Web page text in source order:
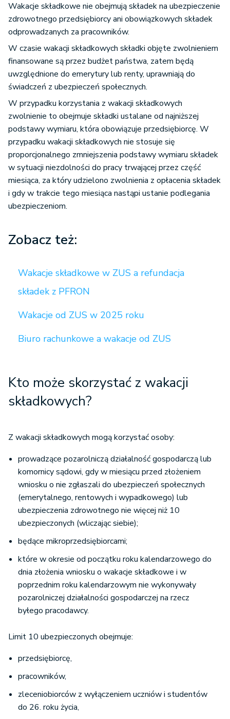
Wakacje składkowe nie obejmują składek na ubezpieczenie
zdrowotnego przedsiębiorcy ani obowiązkowych składek
odprowadzanych za pracowników.
W czasie wakacji składkowych składki objęte zwolnieniem
finansowane są przez budżet państwa, zatem będą
uwzględnione do emerytury lub renty, uprawniają do
świadczeń z ubezpieczeń społecznych.
W przypadku korzystania z wakacji składkowych
zwolnienie to obejmuje składki ustalane od najniższej
podstawy wymiaru, która obowiązuje przedsiębiorcę. W
przypadku wakacji składkowych nie stosuje się
proporcjonalnego zmniejszenia podstawy wymiaru składek
w sytuacji niezdolności do pracy trwającej przez część
miesiąca, za który udzielono zwolnienia z opłacenia składek
i gdy w trakcie tego miesiąca nastąpi ustanie podlegania
ubezpieczeniom.
Zobacz też:
Wakacje składkowe w ZUS a refundacja
składek z PFRON
Wakacje od ZUS w 2025 roku
Biuro rachunkowe a wakacje od ZUS
Kto może skorzystać z wakacji
składkowych?
Z wakacji składkowych mogą korzystać osoby:
prowadzące pozarolniczą działalność gospodarczą lub
komornicy sądowi, gdy w miesiącu przed złożeniem
wniosku o nie zgłaszali do ubezpieczeń społecznych
(emerytalnego, rentowych i wypadkowego) lub
ubezpieczenia zdrowotnego nie więcej niż 10
ubezpieczonych (wliczając siebie);
będące mikroprzedsiębiorcami;
które w okresie od początku roku kalendarzowego do
dnia złożenia wniosku o wakacje składkowe i w
poprzednim roku kalendarzowym nie wykonywały
pozarolniczej działalności gospodarczej na rzecz
byłego pracodawcy.
Limit 10 ubezpieczonych obejmuje:
przedsiębiorcę,
pracowników,
zleceniobiorców z wyłączeniem uczniów i studentów
do 26. roku życia,